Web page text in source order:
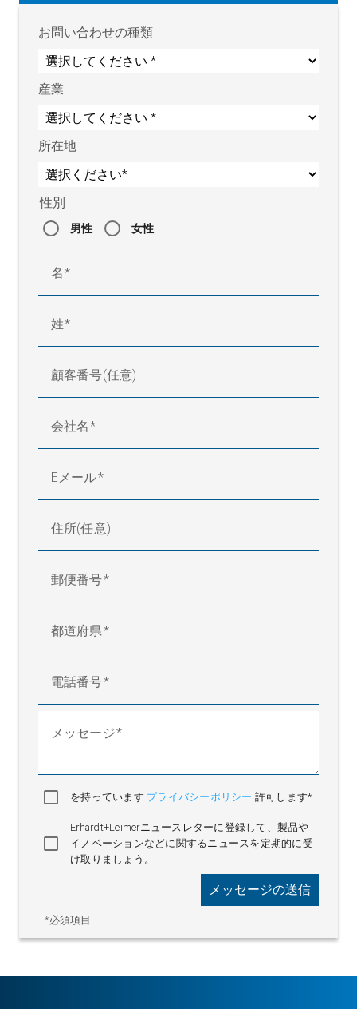
お問い合わせの種類
産業
所在地
性別
男性 女性
名
姓
顧客番号(任意)
会社名
Eメール
住所(任意)
郵便番号
都道府県
電話番号
メッセージ
を持っています プライバシーポリシー 許可します*
Erhardt+Leimerニュースレターに登録して、製品や
イノベーションなどに関するニュースを定期的に受
け取りましょう。
*必須項目
メッセージの送信